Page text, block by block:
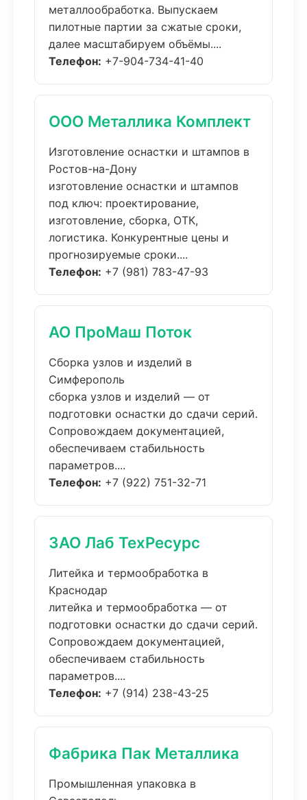
металлообработка. Выпускаем
пилотные партии за сжатые сроки,
далее масштабируем объёмы....
Телефон: +7-904-734-41-40
ООО Металлика Комплект
Изготовление оснастки и штампов в
Ростов-на-Дону
изготовление оснастки и штампов
под ключ: проектирование,
изготовление, сборка, ОТК,
логистика. Конкурентные цены и
прогнозируемые сроки....
Телефон: +7 (981) 783-47-93
АО ПроМаш Поток
Сборка узлов и изделий в
Симферополь
сборка узлов и изделий — от
подготовки оснастки до сдачи серий.
Сопровождаем документацией,
обеспечиваем стабильность
параметров....
Телефон: +7 (922) 751-32-71
ЗАО Лаб ТехРесурс
Литейка и термообработка в
Краснодар
литейка и термообработка — от
подготовки оснастки до сдачи серий.
Сопровождаем документацией,
обеспечиваем стабильность
параметров....
Телефон: +7 (914) 238-43-25
Фабрика Пак Металлика
Промышленная упаковка в